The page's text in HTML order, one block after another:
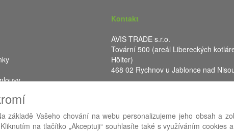
Kontakt
AVIS TRADE s.r.o.
Tovární 500 (areál Libereckých
Hölter)
468 02 Rychnov u Jablonce nad
základě Vašeho chování na webu personalizujeme jeho obsah a
na tlačítko „Akceptuji“ souhlasíte také s využíváním cookies